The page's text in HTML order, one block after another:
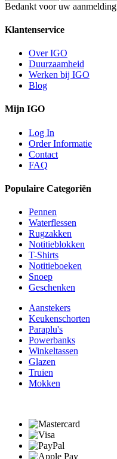
Bedankt voor uw aanmelding
Klantenservice
Over IGO
Duurzaamheid
Werken bij IGO
Blog
Mijn IGO
Log In
Order Informatie
Contact
FAQ
Populaire Categoriën
Pennen
Waterflessen
Rugzakken
Notitieblokken
T-Shirts
Notitieboeken
Snoep
Geschenken
Aanstekers
Keukenschorten
Paraplu's
Powerbanks
Winkeltassen
Glazen
Truien
Mokken